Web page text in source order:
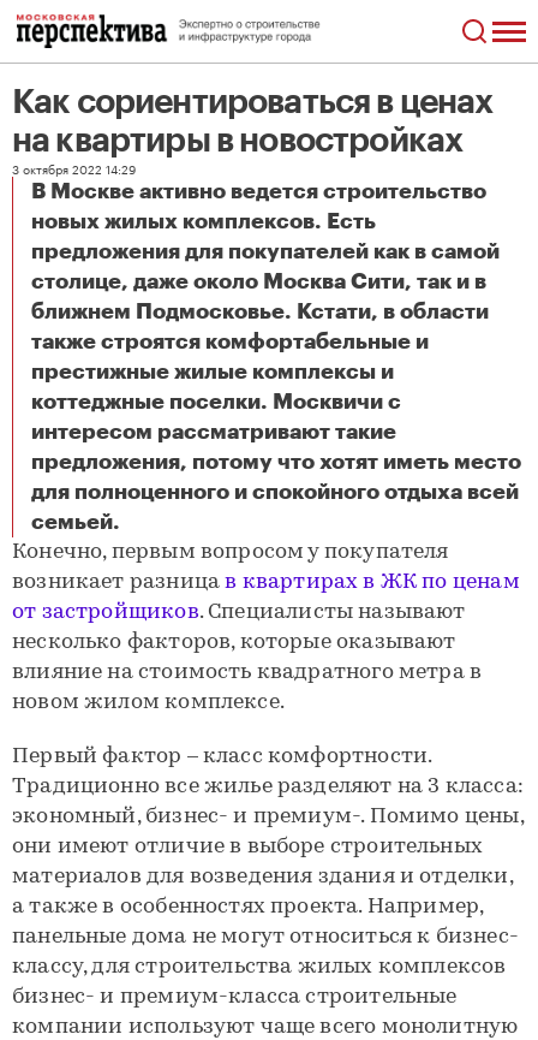
Как сориентироваться в ценах
на квартиры в новостройках
3 октября 2022 14:29
В Москве активно ведется строительство
новых жилых комплексов. Есть
предложения для покупателей как в самой
столице, даже около Москва Сити, так и в
ближнем Подмосковье. Кстати, в области
также строятся комфортабельные и
престижные жилые комплексы и
коттеджные поселки. Москвичи с
интересом рассматривают такие
предложения, потому что хотят иметь место
для полноценного и спокойного отдыха всей
семьей.
Конечно, первым вопросом у покупателя
возникает разницав квартирах в ЖК по ценам
от застройщиков. Специалисты называют
несколько факторов, которые оказывают
влияние на стоимость квадратного метра в
новом жилом комплексе.
Первый фактор – класс комфортности.
Традиционно все жилье разделяют на 3 класса:
экономный, бизнес- и премиум-. Помимо цены,
они имеют отличие в выборе строительных
материалов для возведения здания и отделки,
а также в особенностях проекта. Например,
панельные дома не могут относиться к бизнес-
классу, для строительства жилых комплексов
бизнес- и премиум-класса строительные
компании используют чаще всего монолитную